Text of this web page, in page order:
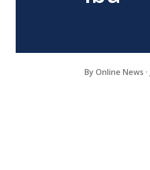
By Online News